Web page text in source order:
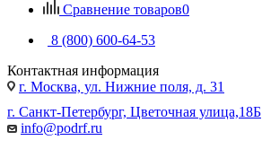
Сравнение товаров0
8 (800) 600-64-53
Контактная информация
г. Москва, ул. Нижние поля, д. 31
г. Санкт-Петербург, Цветочная улица,18Б
info@podrf.ru